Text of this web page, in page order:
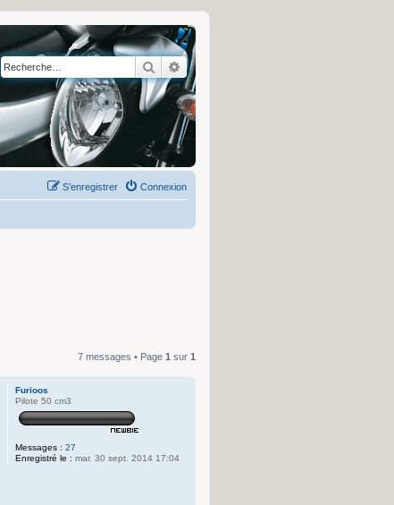
RechercherRecherche avancée
Connexion
S’enregistrer
7 messages • Page 1 sur 1
Furioos
Pilote 50 cm3
Messages : 27
Enregistré le : mar. 30 sept. 2014 17:04